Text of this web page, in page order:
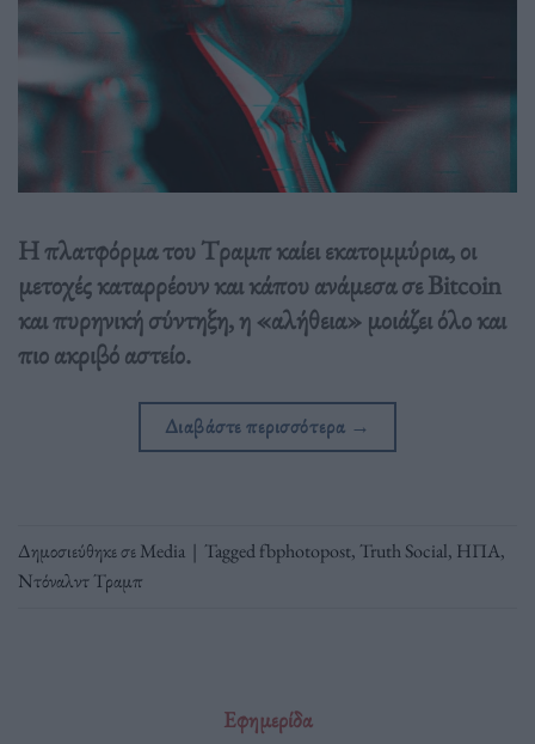
Η πλατφόρμα του Tραμπ καίει εκατομμύρια, οι
μετοχές καταρρέουν και κάπου ανάμεσα σε Bitcoin
και πυρηνική σύντηξη, η «αλήθεια» μοιάζει όλο και
πιο ακριβό αστείο.
Διαβάστε περισσότερα →
Δημοσιεύθηκε σεMedia | Taggedfbphotopost, Truth Social, ΗΠΑ,
Ντόναλντ Τραμπ
Εφημερίδα